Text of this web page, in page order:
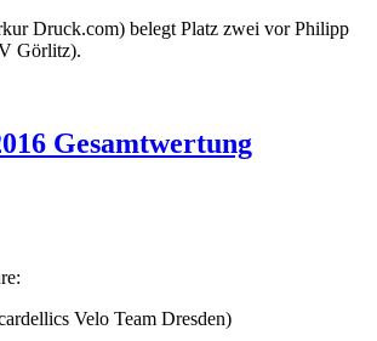
Druck.com) belegt Platz zwei vor Philipp
Görlitz).
Gesamtwertung
Velo Team Dresden)